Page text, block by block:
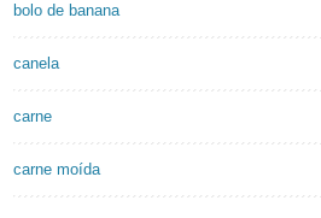
bolo de banana
canela
carne
carne moída